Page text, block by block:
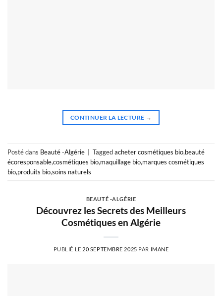
CONTINUER LA LECTURE →
Posté dans Beauté -Algérie Taggedacheter cosmétiques bio,beauté
écoresponsable,cosmétiques bio,maquillage bio,marques cosmétiques
bio,produits bio,soins naturels
BEAUTÉ -ALGÉRIE
Découvrez les Secrets des Meilleurs
Cosmétiques en Algérie
PUBLIÉ LE 20 SEPTEMBRE 2025 PAR IMANE